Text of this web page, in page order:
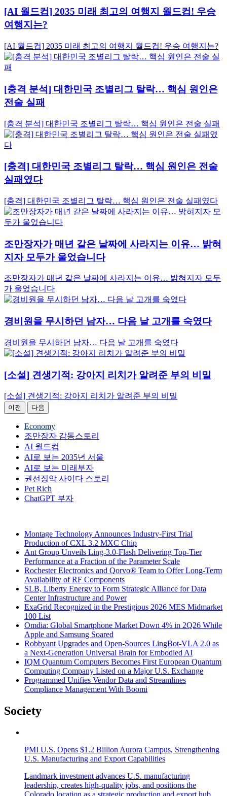
[AI 월드컵] 2035 미래 최고의 여행지 월드컵! 우승
여행지는?
[AI 월드컵] 2035 미래 최고의 여행지 월드컵! 우승 여행지는?
[충격 분석] 대한민국 조별리그 탈락… 핵심 원인은
전술 실패
[충격 분석] 대한민국 조별리그 탈락… 핵심 원인은 전술 실패
[충격] 대한민국 조별리그 탈락… 핵심 원인은 전술
실패였다
[충격] 대한민국 조별리그 탈락… 핵심 원인은 전술 실패였다
조만장자가 매년 같은 날짜에 사라지는 이유… 밝혀
지자 모두가 울었습니다
조만장자가 매년 같은 날짜에 사라지는 이유… 밝혀지자 모두
가 울었습니다
경비원을 무시하던 남자… 다음 날 고개를 숙였다
경비원을 무시하던 남자… 다음 날 고개를 숙였다
[소설] 견생기적: 강아지 리치가 알려준 부의 비밀
[소설] 견생기적: 강아지 리치가 알려준 부의 비밀
이전 다음
Economy
조만장자 감동스토리
AI 월드컵
AI로 보는 2035년 서울
AI로 보는 미래부자
권선징악 사이다 스토리
Pet Rich
ChatGPT 부자
Montage Technology Announces Industry-First Trial
Production of CXL 3.2 MXC Chip
Ant Group Unveils Ling-3.0-Flash Delivering Top-Tier
Performance at a Fraction of the Parameter Scale
Rochester Electronics and Qorvo® Team to Offer Long-Term
Availability of RF Components
SLB, Liberty Energy to Form Strategic Alliance for Data
Center Infrastructure and Power
ExaGrid Recognized in the Prestigious 2026 MES Midmarket
100 List
Omdia: Global Smartphone Market Down 4% in 2Q26 While
Apple and Samsung Soared
Robbyant Upgrades and Open-Sources LingBot-VLA 2.0 as
a Next-Generation Universal Brain for Embodied AI
IQM Quantum Computers Becomes First European Quantum
Computing Company Listed on a Major U.S. Exchange
Programmed Unifies Vendor Data and Streamlines
Compliance Management With Boomi
Society
PMI U.S. Opens $1.2 Billion Aurora Campus, Strengthening
U.S. Manufacturing and Export Capabilities
Landmark investment advances U.S. manufacturing
leadership, creates high-quality jobs, and positions the